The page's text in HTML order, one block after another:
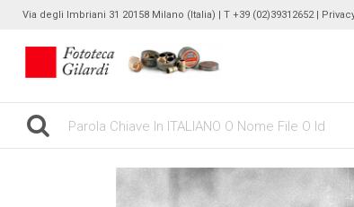
Via degli Imbriani 31 20158 Milano (Italia) | T +39 (02)39312652 |
gilardinew